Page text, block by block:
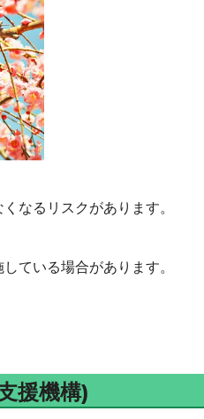
なるリスクがあります。
ている場合があります。
援機構)